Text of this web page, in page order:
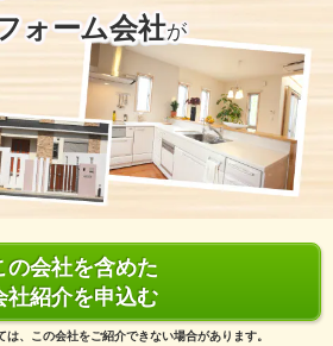
ォーム会社が
の会社を含めた
社紹介を申込む
、この会社をご紹介できない場合があります。